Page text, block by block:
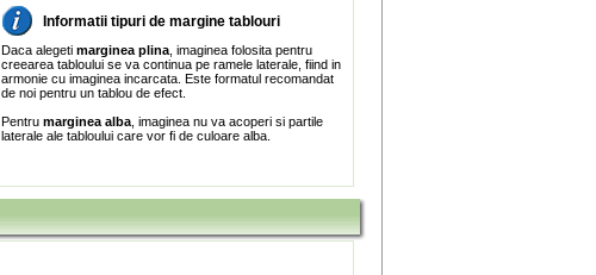
Informatii tipuri de margine tablouri
Daca alegeti marginea plina , imaginea folosita pentru
creearea tabloului se va continua pe ramele laterale, fiind in
armonie cu imaginea incarcata. Este formatul recomandat
de noi pentru un tablou de efect.
Pentru marginea alba , imaginea nu va acoperi si partile
laterale ale tabloului care vor fi de culoare alba.